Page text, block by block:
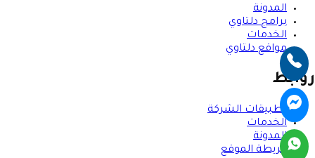
المدونة
برامج دلتاوي
الخدمات
مواقع دلتاوي
روابط
تطبيقات الشركة
الخدمات
المدونة
خريطة الموقع